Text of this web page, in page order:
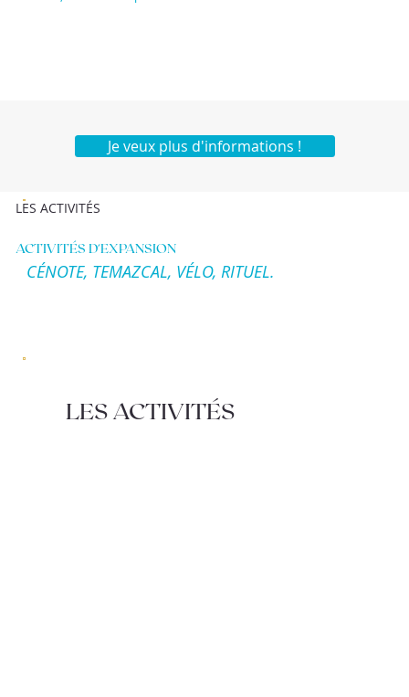
Je veux plus d'informations !
LES ACTIVITÉS
ACTIVITÉS D'EXPANSION
CÉNOTE, TEMAZCAL, VÉLO, RITUEL.
LES ACTIVITÉS